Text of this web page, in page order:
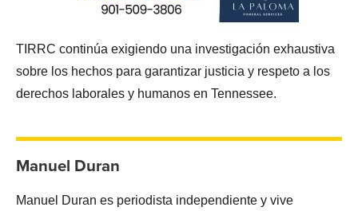
TIRRC continúa exigiendo una investigación exhaustiva
sobre los hechos para garantizar justicia y respeto a los
derechos laborales y humanos en Tennessee.
Manuel Duran
Manuel Duran es periodista independiente y vive